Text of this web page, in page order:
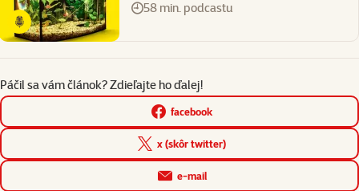
58 min. podcastu
Páčil sa vám článok? Zdieľajte ho ďalej!
facebook
x (skôr twitter)
e-mail